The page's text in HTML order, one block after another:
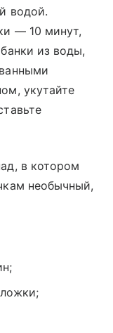
водой.
— 10 минут,
из воды,
укутайте
в котором
необычный,